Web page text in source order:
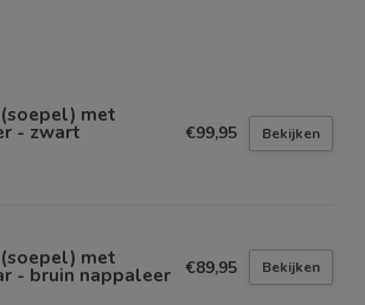
met
- zwart €99,95 Bekijken
met
- bruin nappaleer €89,95 Bekijken